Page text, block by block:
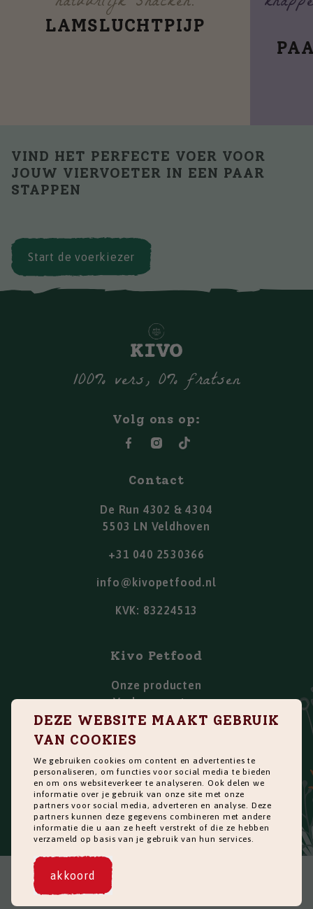
DEZE WEBSITE MAAKT GEBRUIK
VAN COOKIES
We gebruiken cookies om content en advertenties te
personaliseren, om functies voor social media te bieden
en om ons websiteverkeer te analyseren. Ook delen we
informatie over je gebruik van onze site met onze
partners voor social media, adverteren en analyse. Deze
partners kunnen deze gegevens combineren met andere
informatie die u aan ze heeft verstrekt of die ze hebben
verzameld op basis van je gebruik van hun services.
akkoord
LAMSLUCHTPIJP
VIND HET PERFECTE VOER VOOR
JOUW VIERVOETER IN EEN PAAR
STAPPEN
Start de voerkiezer
100% vers, 0% fratsen
Volg ons op:
Contact
De Run 4302 & 4304
5503 LN Veldhoven
+31 040 2530366
info@kivopetfood.nl
KVK: 83224513
Kivo Petfood
Onze producten
Verkooppunten
Over ons
Werken bij
Manufacturing
Contact
Kivo Trainingsprogramma
2026